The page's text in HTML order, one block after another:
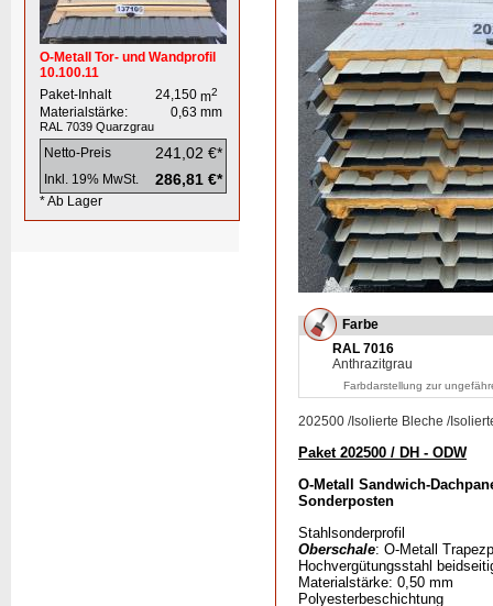
O-Metall Tor- und Wandprofil
10.100.11
Paket-Inhalt
24,150 m2
Materialstärke: 0,63 mm
RAL 7039 Quarzgrau
Netto-Preis 241,02 €*
Inkl. 19% MwSt. 286,81 €*
* Ab Lager
Farbe
RAL 7016
Anthrazitgrau
Farbdarstellung zur
202500 /Isolierte Bleche /
Paket 202500 / DH - ODW
O-Metall Sandwich-
Sonderposten
Stahlsonderprofil
Oberschale: O-Metall
Hochvergütungsstahl
Materialstärke: 0,50 mm
Polyesterbeschichtung